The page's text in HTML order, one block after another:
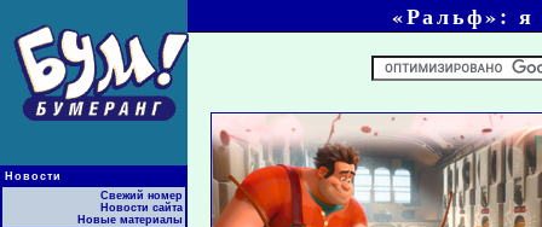
Новости
Свежий номер
Новости сайта
Новые материалы
«Ральф»: я